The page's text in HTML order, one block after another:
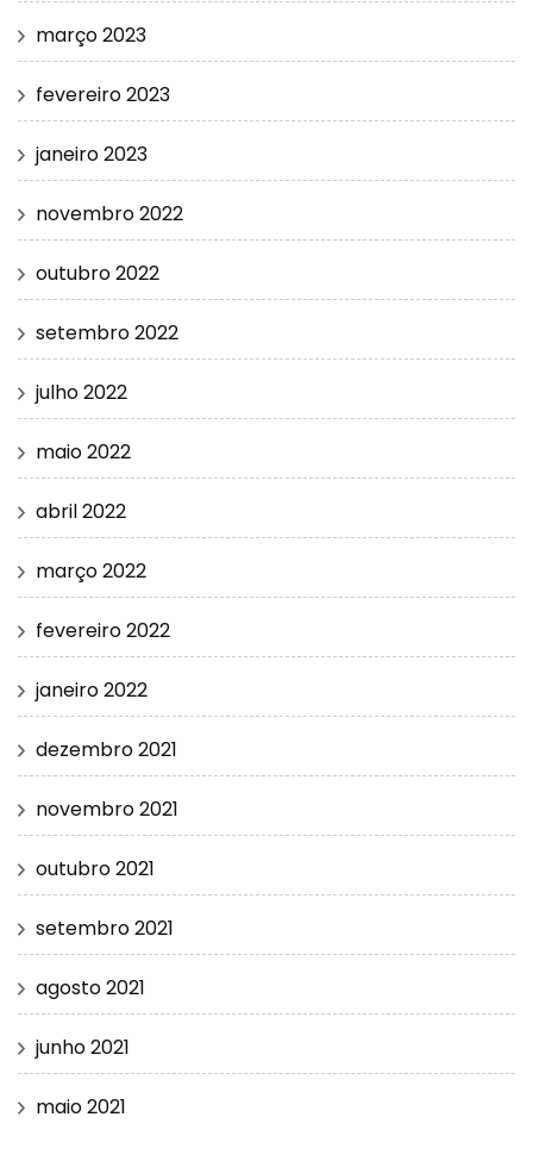
março 2023
fevereiro 2023
janeiro 2023
novembro 2022
outubro 2022
setembro 2022
julho 2022
maio 2022
abril 2022
março 2022
fevereiro 2022
janeiro 2022
dezembro 2021
novembro 2021
outubro 2021
setembro 2021
agosto 2021
junho 2021
maio 2021